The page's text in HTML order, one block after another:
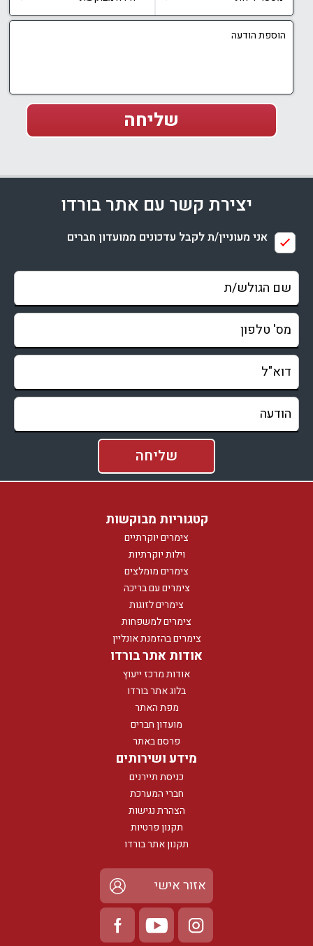
יצירת קשר עם אתר בורדו
אני מעוניין/ת לקבל עדכונים ממועדון חברים
קטגוריות מבוקשות
צימרים יוקרתיים
וילות יוקרתיות
צימרים מומלצים
צימרים עם בריכה
צימרים לזוגות
צימרים למשפחות
צימרים בהזמנת אונליין
אודות אתר בורדו
אודות מרכז ייעוץ
בלוג אתר בורדו
מפת האתר
מועדון חברים
פרסם באתר
מידע ושירותים
כניסת תיירנים
חברי המערכת
הצהרת נגישות
תקנון פרטיות
תקנון אתר בורדו
אזור אישי